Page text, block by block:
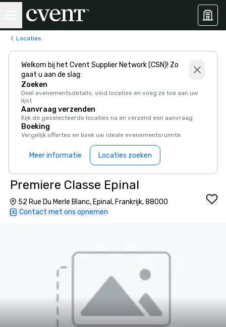
Locaties
Welkom bij het Cvent Supplier Network (CSN)! Zo
gaat u aan de slag:
Zoeken
Deel evenementsdetails, vind locaties en voeg ze toe aan uw
lijst
Aanvraag verzenden
Kijk de geselecteerde locaties na en verzend een aanvraag
Boeking
Vergelijk offertes en boek uw ideale evenementsruimte
Meer informatie Locaties zoeken
Premiere Classe Epinal
52 Rue Du Merle Blanc, Epinal, Frankrijk, 88000
Contact met ons opnemen